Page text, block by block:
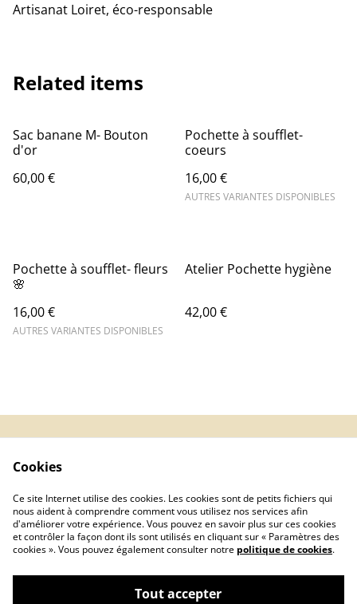
Artisanat Loiret, éco-responsable
Related items
Sac banane M- Bouton
d'or
60,00 €
Pochette à soufflet-
coeurs
16,00 €
AUTRES VARIANTES DISPONIBLES
Pochette à soufflet- fleurs
🌸
16,00 €
AUTRES VARIANTES DISPONIBLES
Atelier Pochette hygiène
42,00 €
Inscription
newsletter
Cookies
Ce site Internet utilise des cookies. Les cookies sont de petits fichiers qui
nous aident à comprendre comment vous utilisez nos services afin
d'améliorer votre expérience. Vous pouvez en savoir plus sur ces cookies
et contrôler la façon dont ils sont utilisés en cliquant sur « Paramètres des
cookies ». Vous pouvez également consulter notre politique de cookies.
Tout accepter